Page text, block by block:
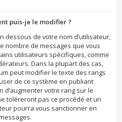
puis-je le modifier ?
dessous de votre nom d’utilisateur,
nombre de messages que vous
utilisateurs spécifiques, comme
Dans la plupart des cas,
peut modifier le texte des rangs
de ce système en publiant
votre rang sur le
toléreront pas ce procédé et un
pourra vous sanctionner en